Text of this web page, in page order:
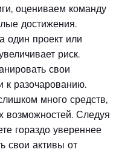
оцениваем команду
достижения.
один проект или
риск.
свои
к разочарованию.
много средств,
возможностей. Следуя
гораздо увереннее
свои активы от